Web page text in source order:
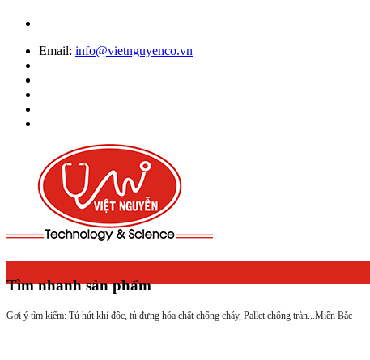
Email: info@vietnguyenco.vn
Tìm nhanh sản phẩm
Gợi ý tìm kiếm: Tủ hút khí độc, tủ đựng hóa chất chống cháy, Pallet chống tràn... Miền Bắc